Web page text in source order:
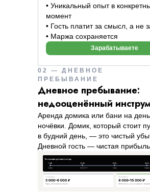
• Уникальный опыт в
момент
• Гость платит за смысл, а не
• Маржа сохраняется
Зарабатываете
02 — ДНЕВНОЕ
ПРЕБЫВАНИЕ
Дневное пребывание:
недооценённый
Аренда домика или бани на
ночёвки. Домик, который стоит
в будний день, — это чистый
Дневной гость — чистая прибыль.